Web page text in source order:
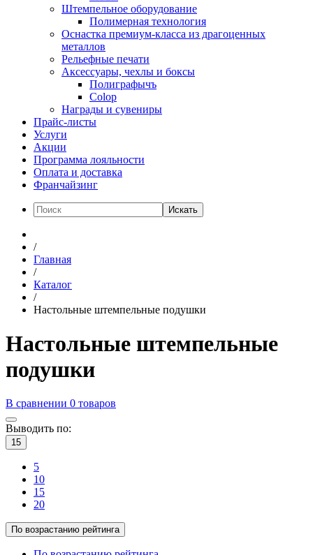
Штемпельное оборудование
Полимерная технология
Оснастка премиум-класса из драгоценных
металлов
Рельефные печати
Аксессуары, чехлы и боксы
Полиграфычъ
Colop
Награды и сувениры
Прайс-листы
Услуги
Акции
Программа лояльности
Оплата и доставка
Франчайзинг
Искать
/
Главная
/
Каталог
/
Настольные штемпельные подушки
Настольные штемпельные
подушки
В сравнении 0 товаров
Выводить по:
15
5
10
15
20
По возрастанию рейтинга